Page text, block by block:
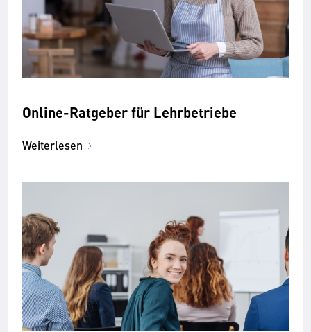
Online-Ratgeber für Lehrbetriebe
Weiterlesen